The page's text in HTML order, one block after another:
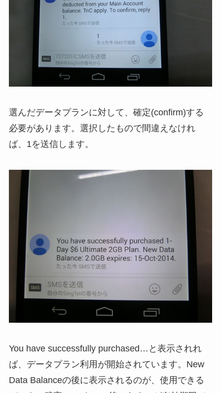
選んだデータプランに対して、確定(confirm)する
必要があります。選択したもので間違えなけれ
ば、1を送信します。
You have successfully purchased…と表示されれ
ば、データプラン利用が開始されています。New
Data Balanceの後に表示されるのが、使用できる